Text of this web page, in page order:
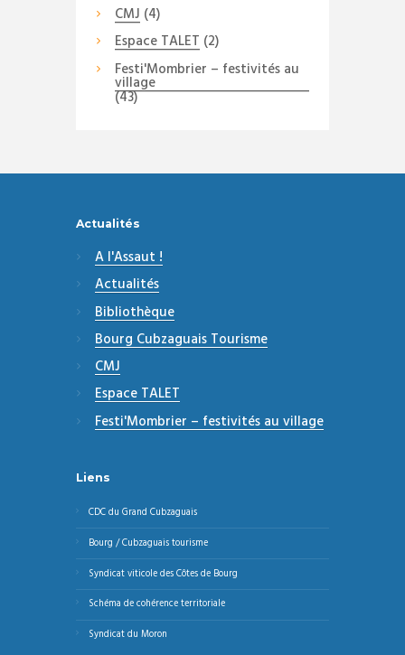
CMJ (4)
Espace TALET (2)
Festi'Mombrier – festivités au
village
(43)
Actualités
A l'Assaut !
Actualités
Bibliothèque
Bourg Cubzaguais Tourisme
CMJ
Espace TALET
Festi'Mombrier – festivités au village
Liens
CDC du Grand Cubzaguais
Bourg / Cubzaguais tourisme
Syndicat viticole des Côtes de Bourg
Schéma de cohérence territoriale
Syndicat du Moron